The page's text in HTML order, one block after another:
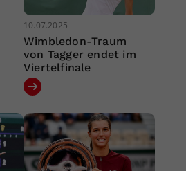
10.07.2025
Wimbledon-Traum
von Tagger endet im
Viertelfinale